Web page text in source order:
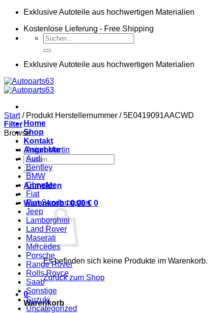
Zum
springen
Exklusive Autoteile aus hochwertigen Materialien
Kostenlose Lieferung - Free Shipping
Suchen
nach:
Exklusive Autoteile aus hochwertigen Materialien
Home
Shop
Kontakt
Angebote
Suchen
nach:
Anmelden
Warenkorb /0,00€ 0
Es befinden sich keine Produkte im Warenkorb.
Zurück zum Shop
0
Warenkorb
Start /Produkt Herstellernummer /5E0419091AACWD
Filter
Browse
Aston Martin
Audi
Bentley
BMW
Chrysler
Fiat
Fiat Sonderposten
Jeep
Lamborghini
Land Rover
Maserati
Mercedes
Porsche
Range Rover
Rolls Royce
Saab
Sonstige
Suzuki
Uncategorized